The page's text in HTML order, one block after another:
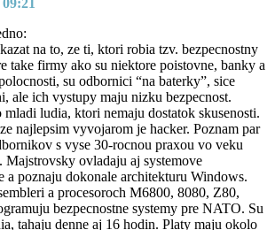
na to, ze ti, ktori robia tzv. bezpecnostny
take firmy ako su niektore poistovne, banky a
su odbornici “na baterky”, sice
ale ich vystupy maju nizku bezpecnost.
mladi ludia, ktori nemaju dostatok skusenosti.
najlepsim vyvojarom je hacker. Poznam par
s vyse 30-rocnou praxou vo veku
Majstrovsky ovladaju aj systemove
a poznaju dokonale architekturu Windows.
a procesoroch M6800, 8080, Z80,
bezpecnostne systemy pre NATO. Su
tahaju denne aj 16 hodin. Platy maju okolo